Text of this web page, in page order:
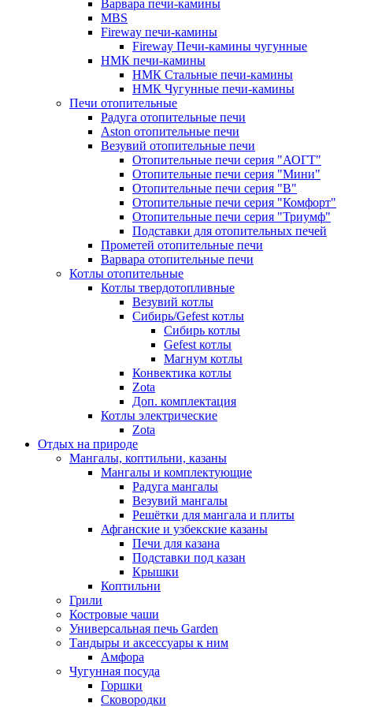
Варвара печи-камины
MBS
Fireway печи-камины
Fireway Печи-камины чугунные
НМК печи-камины
НМК Стальные печи-камины
НМК Чугунные печи-камины
Печи отопительные
Радуга отопительные печи
Aston отопительные печи
Везувий отопительные печи
Отопительные печи серия "АОГТ"
Отопительные печи серия "Мини"
Отопительные печи серия "В"
Отопительные печи серия "Комфорт"
Отопительные печи серия "Триумф"
Подставки для отопительных печей
Прометей отопительные печи
Варвара отопительные печи
Котлы отопительные
Котлы твердотопливные
Везувий котлы
Сибирь/Gefest котлы
Сибирь котлы
Gefest котлы
Магнум котлы
Конвектика котлы
Zota
Доп. комплектация
Котлы электрические
Zota
Отдых на природе
Мангалы, коптильни, казаны
Мангалы и комплектующие
Радуга мангалы
Везувий мангалы
Решётки для мангала и плиты
Афганские и узбекские казаны
Печи для казана
Подставки под казан
Крышки
Коптильни
Грили
Костровые чаши
Универсальная печь Garden
Тандыры и аксессуары к ним
Амфора
Чугунная посуда
Горшки
Сковородки